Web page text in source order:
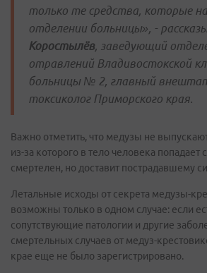
только те средства, которые
отделении больницы», -
Коростылёв, заведующий
отравлений Владивостокской
больницы № 2, главный
токсиколог Приморского края.
Важно отметить, что медузы не
из-за которого в тело человека
смертелен, но доставит пострадавшему
Летальные исходы от секрета медузы-
возможны только в одном случае: если
сопутствующие патологии и другие
смертельных случаев от медуз-
крае еще не было зарегистрировано.